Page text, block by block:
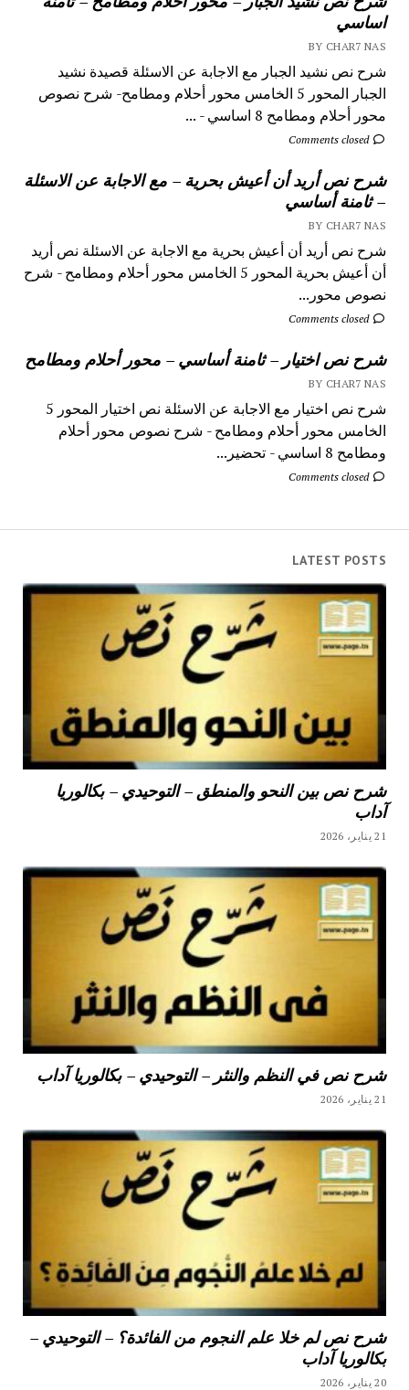
اساسي
BY CHAR7 NAS
شرح نص نشيد الجبار مع الاجابة عن الاسئلة قصيدة نشيد
الجبار المحور 5 الخامس محور أحلام ومطامح- شرح نصوص
محور أحلام ومطامح 8 اساسي - ...
Comments closed
شرح نص أريد أن أعيش بحرية – مع الاجابة عن الاسئلة
– ثامنة أساسي
BY CHAR7 NAS
شرح نص أريد أن أعيش بحرية مع الاجابة عن الاسئلة نص أريد
أن أعيش بحرية المحور 5 الخامس محور أحلام ومطامح - شرح
نصوص محور...
Comments closed
شرح نص اختيار – ثامنة أساسي – محور أحلام ومطامح
BY CHAR7 NAS
شرح نص اختيار مع الاجابة عن الاسئلة نص اختيار المحور 5
الخامس محور أحلام ومطامح - شرح نصوص محور أحلام
ومطامح 8 اساسي - تحضير...
Comments closed
LATEST POSTS
شرح نص بين النحو والمنطق – التوحيدي – بكالوريا
آداب
21 يناير، 2026
شرح نص في النظم والنثر – التوحيدي – بكالوريا آداب
21 يناير، 2026
شرح نص لم خلا علم النجوم من الفائدة؟ – التوحيدي –
بكالوريا آداب
20 يناير، 2026